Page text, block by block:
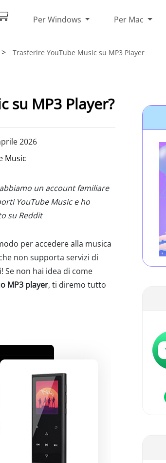
Per Windows Per Mac
> Trasferire YouTube Music su MP3 Player
su MP3 Player?
2026
Music
un account familiare
YouTube Music e ho
su Reddit
per accedere alla musica
non supporta servizi di
Se non hai idea di come
MP3 player, ti diremo tutto